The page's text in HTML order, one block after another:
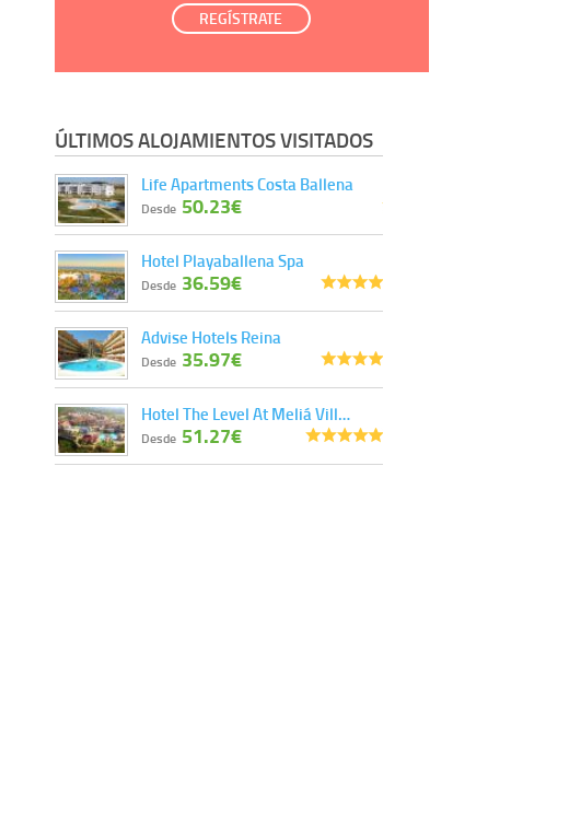
REGÍSTRATE
ÚLTIMOS ALOJAMIENTOS VISITADOS
Life Apartments Costa Ballena
Desde 50.23€
Hotel Playaballena Spa
Desde 36.59€
Advise Hotels Reina
Desde 35.97€
Hotel The Level At Meliá Vill…
Desde 51.27€